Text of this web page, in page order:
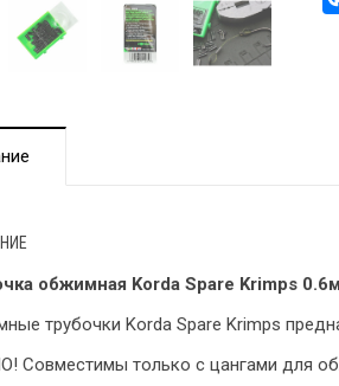
обжимная Korda Spare Krimps
трубочки Korda Spare Krimps
Совместимы только с цангами для